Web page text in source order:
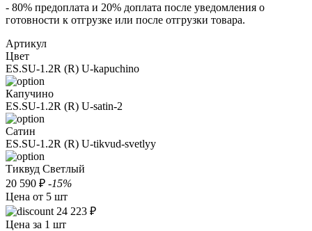
- 80% предоплата и 20% доплата после уведомления о
готовности к отгрузке или после отгрузки товара.
Артикул
Цвет
ES.SU-1.2R (R) U-kapuchino
Капучино
ES.SU-1.2R (R) U-satin-2
Сатин
ES.SU-1.2R (R) U-tikvud-svetlyy
Тиквуд Светлый
20 590 ₽ -15%
Цена от 5 шт
24 223 ₽
Цена за 1 шт